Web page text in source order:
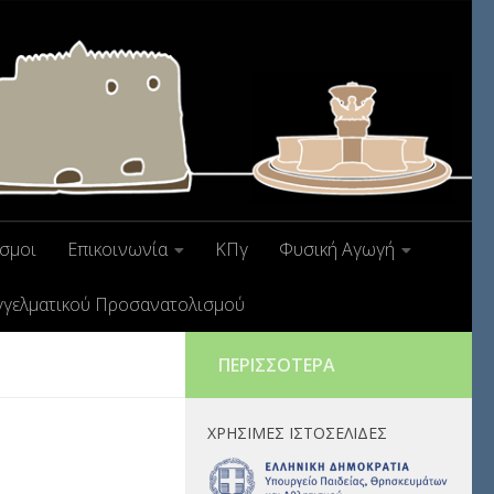
Επικοινωνία ΚΠγ Φυσική Αγωγή
Προσανατολισμού
ΠΕΡΙΣΣΌΤΕΡΑ
ΧΡΉΣΙΜΕΣ ΙΣΤΟΣΕΛΊΔΕΣ